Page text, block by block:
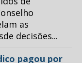
as
decisões...
pagou por